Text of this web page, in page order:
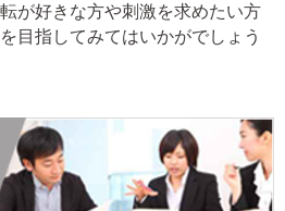
が好きな方や刺激を求めたい方
目指してみてはいかがでしょう